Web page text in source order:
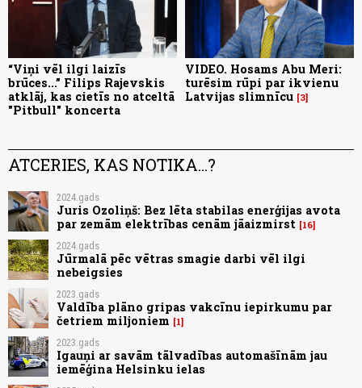
“Viņi vēl ilgi laizīs
brūces...” Filips Rajevskis
atklāj, kas cietīs no atceltā
"Pitbull" koncerta
VIDEO. Hosams Abu Meri:
turēsim rūpi par ikvienu
Latvijas slimnīcu 3
ATCERIES, KAS NOTIKA...?
2024.gads
Juris Ozoliņš: Bez lēta stabilas enerģijas avota
par zemām elektrības cenām jāaizmirst 16
2024.gads
Jūrmalā pēc vētras smagie darbi vēl ilgi
nebeigsies
2023.gads
Valdība plāno gripas vakcīnu iepirkumu par
četriem miljoniem
1
2023.gads
Igauņi ar savām tālvadības automašīnām jau
iemēģina Helsinku ielas